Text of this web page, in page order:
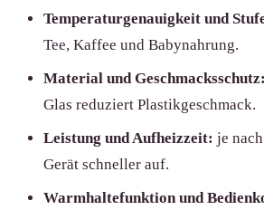
Temperaturgenauigkeit und
Tee, Kaffee und Babynahrung.
Material und Geschmacksschutz:
Glas reduziert Plastikgeschmack.
Leistung und Aufheizzeit: je
Gerät schneller auf.
Warmhaltefunktion und